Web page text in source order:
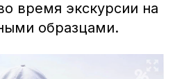
время экскурсии на
образцами.